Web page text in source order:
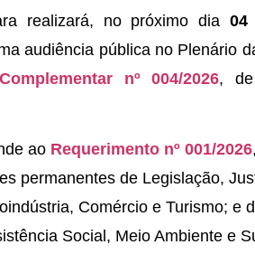
realizará, no próximo dia 04
audiência pública no Plenário
nº 004/2026,
ao Requerimento nº 001/2026
permanentes de Legislação,
Comércio e Turismo; e
Social, Meio Ambiente e